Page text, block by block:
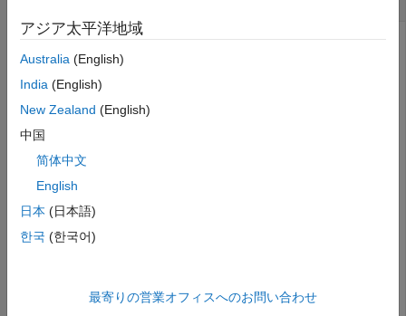
2 つのグループへの論理的分類が可能なデータ サンプルを含
むデータ セット。1 つの特徴に対する値など、サンプル セ
ットが単一の場合はベクトルとして、サンプル セットが複
ど、
Xに
行n
適正な相対エントロピー値を計算するためには、
アジア太平洋地域
Australia (English)
India (English)
New Zealand (English)
中国
简体中文
English
日本 (日本語)
한국 (한국어)
最寄りの営業オフィスへのお問い合わせ